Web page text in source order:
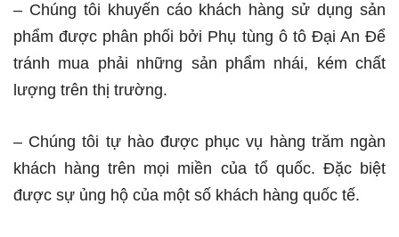
– Chúng tôi khuyến cáo khách hàng sử dụng sản
phẩm được phân phối bởi Phụ tùng ô tô Đại An Để
tránh mua phải những sản phẩm nhái, kém chất
lượng trên thị trường.
– Chúng tôi tự hào được phục vụ hàng trăm ngàn
khách hàng trên mọi miền của tổ quốc. Đặc biệt
được sự ủng hộ của một số khách hàng quốc tế.